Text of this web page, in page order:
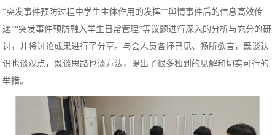
“突发事件预防过程中学生主体作用的发挥”“舆情事件后的信息高效传
递”“突发事件预防融入学生日常管理”等议题进行深入的分析与充分的研
讨，并将讨论成果进行了分享。与会人员各抒己见、畅所欲言，既谈认
识也谈观点，既谈思路也谈方法，提出了很多独到的见解和切实可行的
举措。